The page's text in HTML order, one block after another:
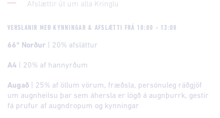
Afslættir út um alla Kringlu
VERSLANIR MEÐ KYNNINGAR & AFSLÆTTI FRÁ 10:00 - 13:00
66° Norður | 20% afsláttur
A4 | 20% af hannyrðum
Augað | 25% af öllum vörum, fræðsla, persónuleg ráðgjöf
um augnheilsu þar sem áhersla er lögð á augnþurrk, gestir
fá prufur af augndropum og kynningar